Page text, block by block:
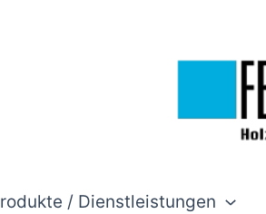
/ Dienstleistungen